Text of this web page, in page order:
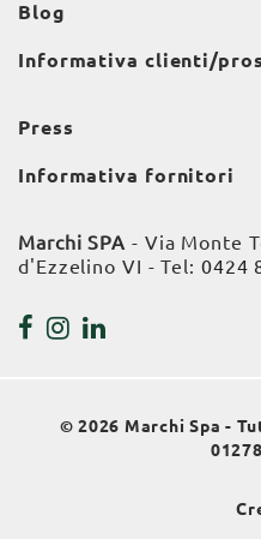
Blog
Informativa clienti/
Press
Informativa fornitori
Marchi SPA - Via Monte
d'Ezzelino VI - Tel: 0424
© 2026 Marchi Spa -